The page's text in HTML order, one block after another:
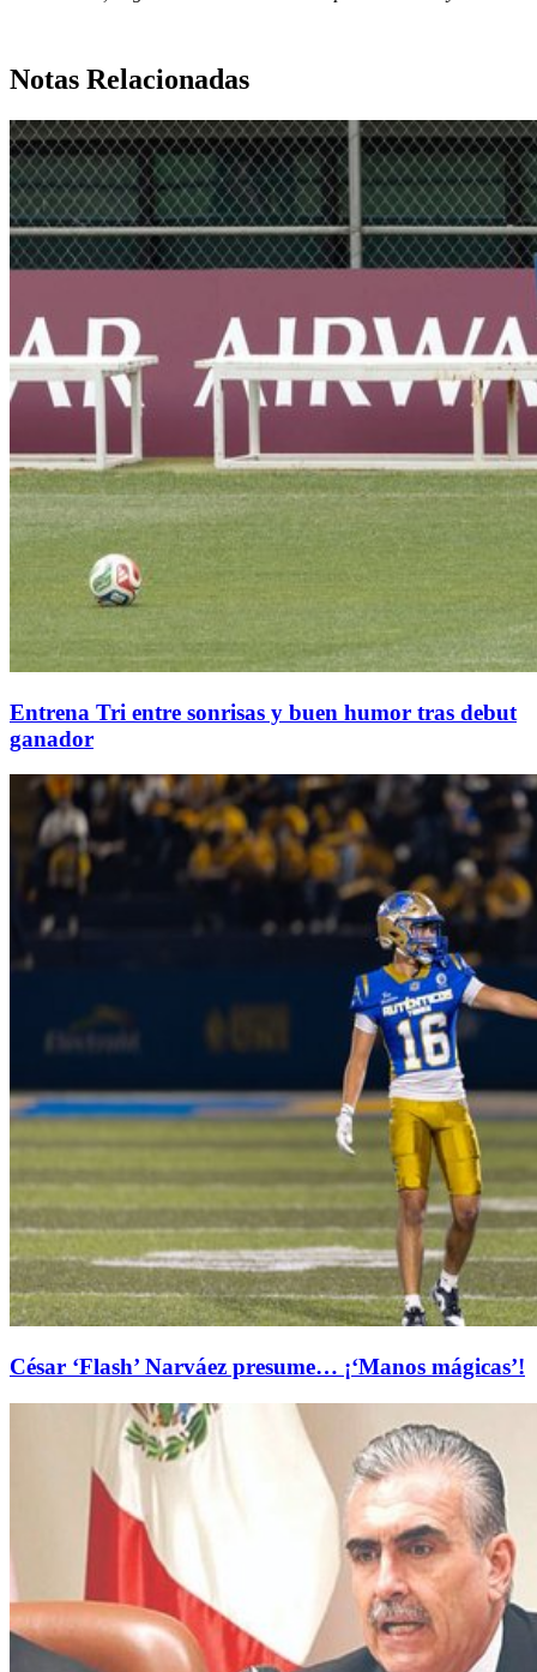
Notas Relacionadas
Entrena Tri entre sonrisas y buen humor tras debut
ganador
César ‘Flash’ Narváez presume… ¡‘Manos mágicas’!